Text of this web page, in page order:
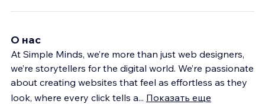
О нас
At Simple Minds, we’re more than just web designers,
we’re storytellers for the digital world. We’re passionate
about creating websites that feel as effortless as they
look, where every click tells a... Показать еще